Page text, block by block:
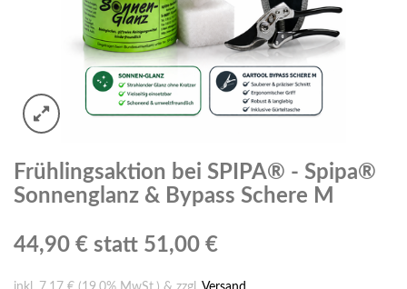
Frühlingsaktion bei SPIPA® - Spipa®
Sonnenglanz & Bypass Schere M
44,90 € statt 51,00 €